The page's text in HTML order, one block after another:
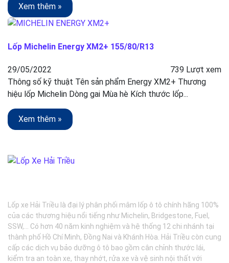
Xem thêm »
Lốp Michelin Energy XM2+ 155/80/R13
29/05/2022
739 Lượt xem
Thông số kỹ thuật Tên sản phẩm Energy XM2+ Thương
hiệu lốp Michelin Dòng gai Mùa hè Kích thước lốp...
Xem thêm »
Lốp xe Hải Triều là đại lý phân phối mâm lốp ô tô chính hãng 100%
của các thương hiệu nổi tiếng như Michelin, Bridgestone, Fuel,
SSW,... Có hơn 40 năm kinh nghiệm và hệ thống 12 chi nhánh tại
thành phố Hồ Chí Minh, Đồng Nai và Khánh Hòa. Hải Triều còn cung
cấp các dịch vụ bảo dưỡng ô tô bao gồm cân chỉnh thước lái,
kiểm tra an toàn xe, thay nhớt, rửa xe và vệ sinh nội thất với